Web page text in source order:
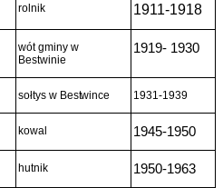
rolnik 1911-1918
wót gminy w
Bestwinie
1919- 1930
sołtys w Bestwince 1931-1939
kowal 1945-1950
hutnik 1950-1963